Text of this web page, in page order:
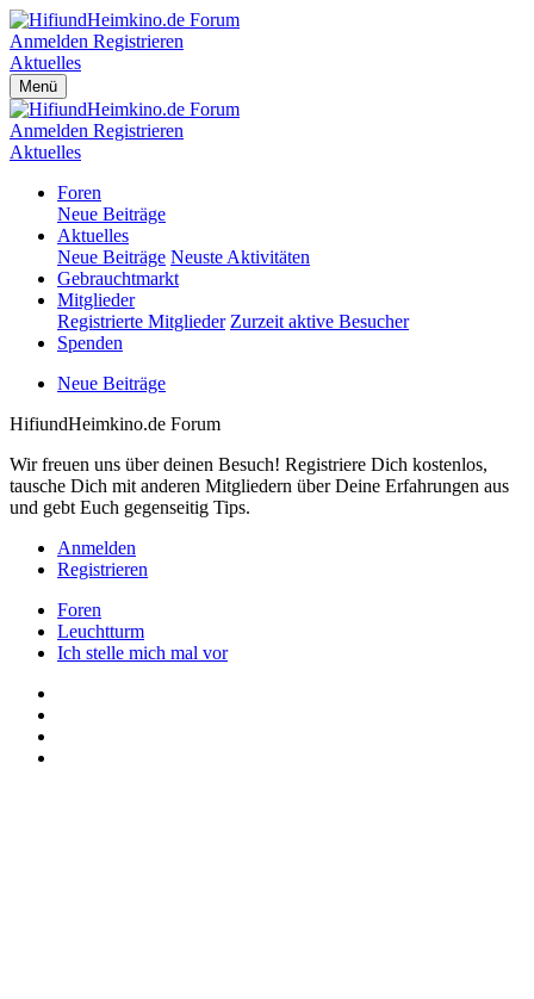
Anmelden Registrieren
Aktuelles
Menü
Anmelden Registrieren
Aktuelles
Foren
Neue Beiträge
Aktuelles
Neue Beiträge Neuste Aktivitäten
Gebrauchtmarkt
Mitglieder
Registrierte Mitglieder Zurzeit aktive Besucher
Spenden
Neue Beiträge
HifiundHeimkino.de Forum
Wir freuen uns über deinen Besuch! Registriere Dich kostenlos,
tausche Dich mit anderen Mitgliedern über Deine Erfahrungen aus
und gebt Euch gegenseitig Tips.
Anmelden
Registrieren
Foren
Leuchtturm
Ich stelle mich mal vor